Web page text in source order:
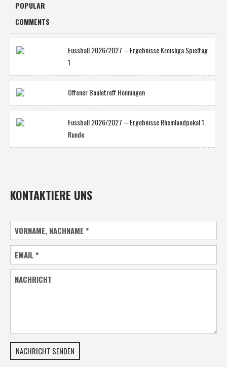
POPULAR
COMMENTS
Fussball 2026/2027 – Ergebnisse Kreisliga Spieltag
1
Offener Bouletreff Hönningen
Fussball 2026/2027 – Ergebnisse Rheinlandpokal 1.
Runde
KONTAKTIERE UNS
VORNAME, NACHNAME*
EMAIL*
NACHRICHT
NACHRICHT SENDEN